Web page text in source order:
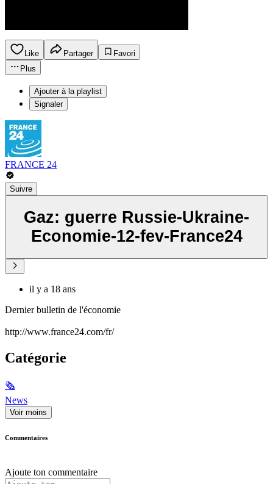
Like Partager
Favori
Plus
Ajouter à la playlist
Signaler
FRANCE 24
Suivre
Gaz: guerre Russie-Ukraine-
Economie-12-fev-France24
il y a 18 ans
Dernier bulletin de l'économie
http://www.france24.com/fr/
Catégorie
🗞
News
Voir moins
Commentaires
Ajoute ton commentaire